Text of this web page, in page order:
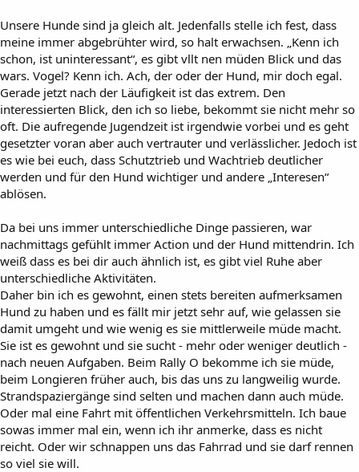
Unsere Hunde sind ja gleich alt. Jedenfalls stelle ich fest, dass
meine immer abgebrühter wird, so halt erwachsen. „Kenn ich
schon, ist uninteressant“, es gibt vllt nen müden Blick und das
wars. Vogel? Kenn ich. Ach, der oder der Hund, mir doch egal.
Gerade jetzt nach der Läufigkeit ist das extrem. Den
interessierten Blick, den ich so liebe, bekommt sie nicht mehr so
oft. Die aufregende Jugendzeit ist irgendwie vorbei und es geht
gesetzter voran aber auch vertrauter und verlässlicher. Jedoch ist
es wie bei euch, dass Schutztrieb und Wachtrieb deutlicher
werden und für den Hund wichtiger und andere „Interesen“
ablösen.
Da bei uns immer unterschiedliche Dinge passieren, war
nachmittags gefühlt immer Action und der Hund mittendrin. Ich
weiß dass es bei dir auch ähnlich ist, es gibt viel Ruhe aber
unterschiedliche Aktivitäten.
Daher bin ich es gewohnt, einen stets bereiten aufmerksamen
Hund zu haben und es fällt mir jetzt sehr auf, wie gelassen sie
damit umgeht und wie wenig es sie mittlerweile müde macht.
Sie ist es gewohnt und sie sucht - mehr oder weniger deutlich -
nach neuen Aufgaben. Beim Rally O bekomme ich sie müde,
beim Longieren früher auch, bis das uns zu langweilig wurde.
Strandspaziergänge sind selten und machen dann auch müde.
Oder mal eine Fahrt mit öffentlichen Verkehrsmitteln. Ich baue
sowas immer mal ein, wenn ich ihr anmerke, dass es nicht
reicht. Oder wir schnappen uns das Fahrrad und sie darf rennen
so viel sie will.